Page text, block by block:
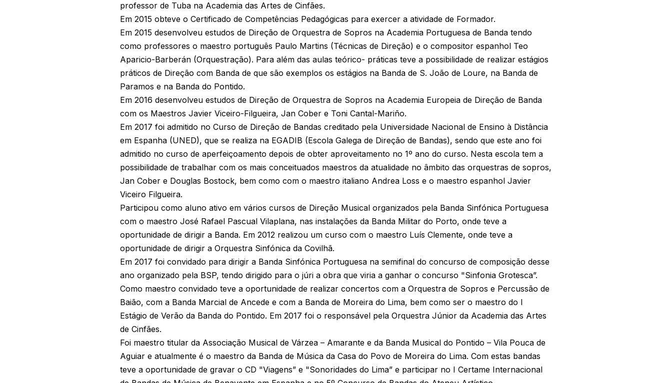
professor de Tuba na Academia das Artes de Cinfães.
Em 2015 obteve o Certificado de Competências Pedagógicas para exercer a atividade de Formador.
Em 2015 desenvolveu estudos de Direção de Orquestra de Sopros na Academia Portuguesa de Banda tendo
como professores o maestro português Paulo Martins (Técnicas de Direção) e o compositor espanhol Teo
Aparicio-Barberán (Orquestração). Para além das aulas teórico- práticas teve a possibilidade de realizar estágios
práticos de Direção com Banda de que são exemplos os estágios na Banda de S. João de Loure, na Banda de
Paramos e na Banda do Pontido.
Em 2016 desenvolveu estudos de Direção de Orquestra de Sopros na Academia Europeia de Direção de Banda
com os Maestros Javier Viceiro-Filgueira, Jan Cober e Toni Cantal-Mariño.
Em 2017 foi admitido no Curso de Direção de Bandas creditado pela Universidade Nacional de Ensino à Distância
em Espanha (UNED), que se realiza na EGADIB (Escola Galega de Direção de Bandas), sendo que este ano foi
admitido no curso de aperfeiçoamento depois de obter aproveitamento no 1º ano do curso. Nesta escola tem a
possibilidade de trabalhar com os mais conceituados maestros da atualidade no âmbito das orquestras de sopros,
Jan Cober e Douglas Bostock, bem como com o maestro italiano Andrea Loss e o maestro espanhol Javier
Viceiro Filgueira.
Participou como aluno ativo em vários cursos de Direção Musical organizados pela Banda Sinfónica Portuguesa
com o maestro José Rafael Pascual Vilaplana, nas instalações da Banda Militar do Porto, onde teve a
oportunidade de dirigir a Banda. Em 2012 realizou um curso com o maestro Luís Clemente, onde teve a
oportunidade de dirigir a Orquestra Sinfónica da Covilhã.
Em 2017 foi convidado para dirigir a Banda Sinfónica Portuguesa na semifinal do concurso de composição desse
ano organizado pela BSP, tendo dirigido para o júri a obra que viria a ganhar o concurso "Sinfonia Grotesca”.
Como maestro convidado teve a oportunidade de realizar concertos com a Orquestra de Sopros e Percussão de
Baião, com a Banda Marcial de Ancede e com a Banda de Moreira do Lima, bem como ser o maestro do I
Estágio de Verão da Banda do Pontido. Em 2017 foi o responsável pela Orquestra Júnior da Academia das Artes
de Cinfães.
Foi maestro titular da Associação Musical de Várzea – Amarante e da Banda Musical do Pontido – Vila Pouca de
Aguiar e atualmente é o maestro da Banda de Música da Casa do Povo de Moreira do Lima. Com estas bandas
teve a oportunidade de gravar o CD "Viagens” e "Sonoridades do Lima” e participar no I Certame Internacional